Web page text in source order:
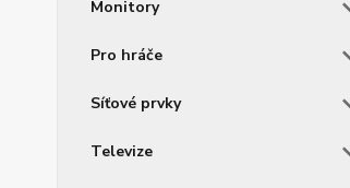
Monitory
Pro hráče
Síťové prvky
Televize